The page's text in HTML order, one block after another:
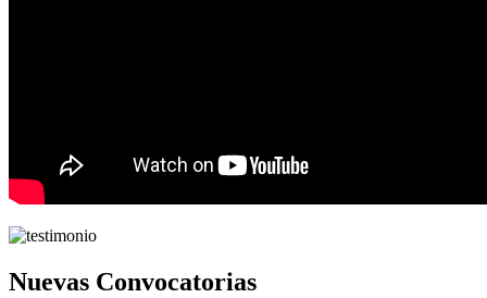
Nuevas Convocatorias